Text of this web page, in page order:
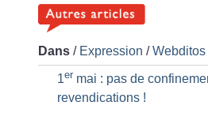
Dans / Expression /Webditos
1er mai : pas de
revendications !